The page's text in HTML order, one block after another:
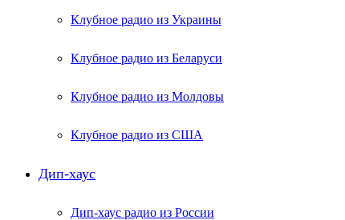
Клубное радио из Украины
Клубное радио из Беларуси
Клубное радио из Молдовы
Клубное радио из США
Дип-хаус
Дип-хаус радио из России